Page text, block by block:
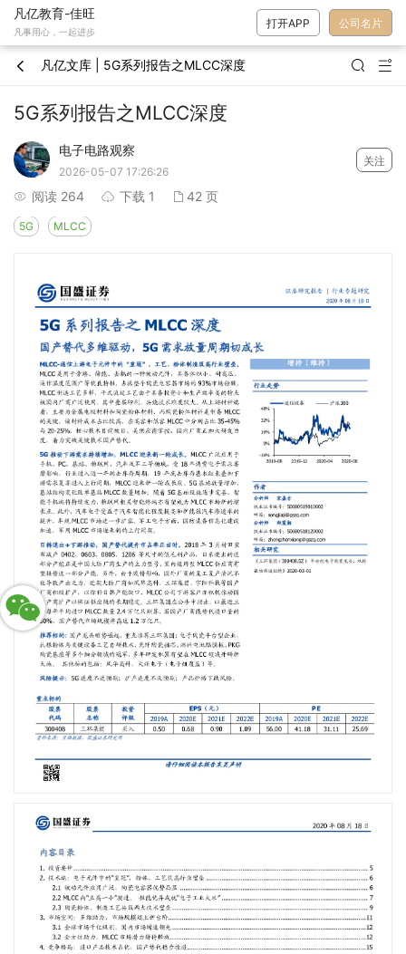
凡亿教育-佳旺
凡事用心，一起进步
打开APP 公司名片
 凡亿文库 | 5G系列报告之MLCC深度  
5G系列报告之MLCC深度
电子电路观察
2026-05-07 17:26:26
关注
 阅读 264  下载 1  42 页
5G MLCC